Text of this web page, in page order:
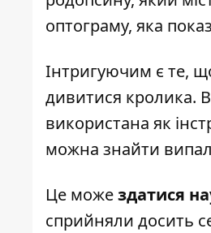
оптограму, яка
Інтригуючим є те,
дивитися кролика.
використана як
можна знайти
Це можездатися
сприйняли досить